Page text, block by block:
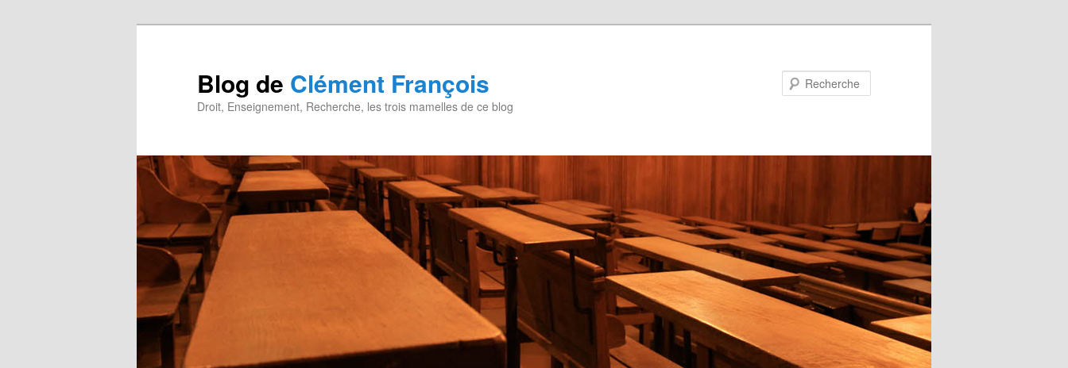
Blog de Clément François
Droit, Enseignement, Recherche, les trois mamelles de ce blog